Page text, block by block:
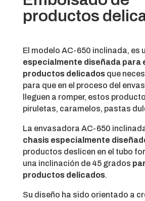
productos
El modelo AC-650 inclinada, es
especialmente diseñada para
productos delicadosque
para que en el proceso del
lleguen a romper, estos
piruletas, caramelos, pastas
La envasadora AC-650
chasis especialmente
productos deslicen en el tubo
una inclinación de 45 grados
productos delicados.
Su diseño ha sido orientado a